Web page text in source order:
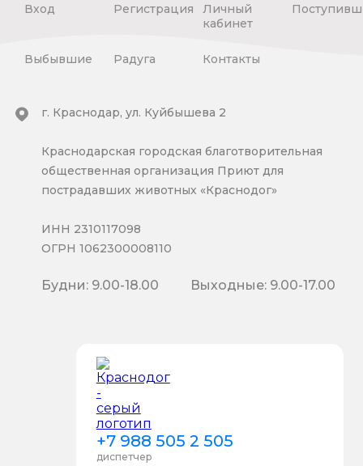
Вход Регистрация
Личный
кабинет
Выбывшие Радуга Контакты
+7 988 505 2 505
диспетчер
г. Краснодар, ул. Куйбышева 2
Краснодарская городская благотворительная
общественная организация Приют для
пострадавших животных «Краснодог»
ИНН 2310117098
ОГРН 1062300008110
Будни: 9.00-18.00 Выходные: 9.00-17.00